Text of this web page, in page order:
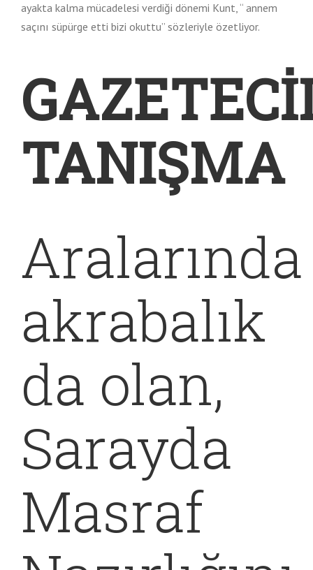
ayakta kalma mücadelesi verdiği dönemi Kunt, “ annem
saçını süpürge etti bizi okuttu” sözleriyle özetliyor.
TANIŞMA
Aralarında
akrabalık
da olan,
Sarayda
Masraf